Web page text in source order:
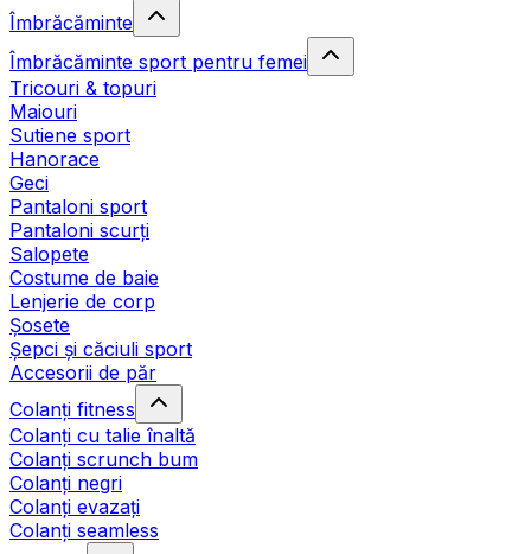
Îmbrăcăminte
Îmbrăcăminte sport pentru femei
Tricouri & topuri
Maiouri
Sutiene sport
Hanorace
Geci
Pantaloni sport
Pantaloni scurți
Salopete
Costume de baie
Lenjerie de corp
Șosete
Șepci și căciuli sport
Accesorii de păr
Colanți fitness
Colanți cu talie înaltă
Colanți scrunch bum
Colanți negri
Colanți evazați
Colanți seamless